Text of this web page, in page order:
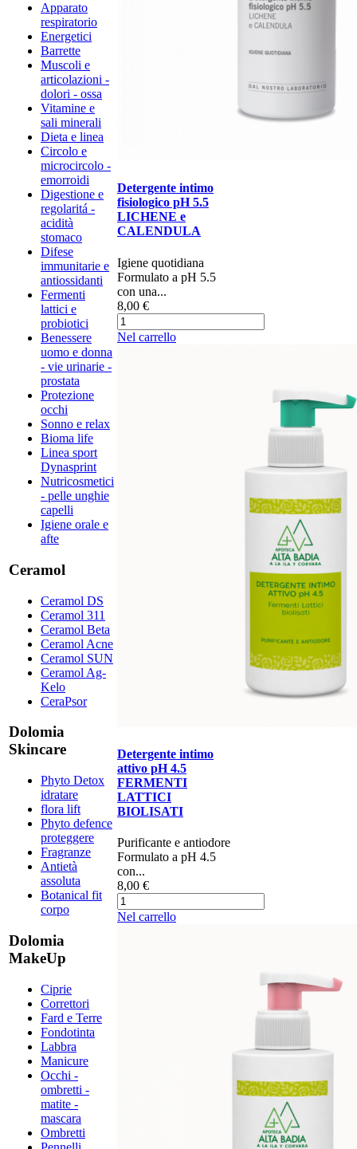
Apparato
respiratorio
Energetici
Barrette
Muscoli e
articolazioni -
dolori - ossa
Vitamine e
sali minerali
Dieta e linea
Circolo e
microcircolo -
emorroidi
Digestione e
regolaritá -
acidità
stomaco
Difese
immunitarie e
antiossidanti
Fermenti
lattici e
probiotici
Benessere
uomo e donna
- vie urinarie -
prostata
Protezione
occhi
Sonno e relax
Bioma life
Linea sport
Dynasprint
Nutricosmetici
- pelle unghie
capelli
Igiene orale e
afte
Ceramol
Ceramol DS
Ceramol 311
Ceramol Beta
Ceramol Acne
Ceramol SUN
Ceramol Ag-
Kelo
CeraPsor
Dolomia
Skincare
Phyto Detox
idratare
flora lift
Phyto defence
proteggere
Fragranze
Antietà
assoluta
Botanical fit
corpo
Dolomia
MakeUp
Ciprie
Correttori
Fard e Terre
Fondotinta
Labbra
Manicure
Occhi -
ombretti -
matite -
mascara
Ombretti
Detergente intimo
fisiologico pH 5.5
LICHENE e
CALENDULA
​​Igiene quotidiana​​​
Formulato a pH 5.5
con una...
8,00 €
Nel carrello
Detergente intimo
attivo pH 4.5
FERMENTI
LATTICI
BIOLISATI
​​​​​​​​​​Purificante e antiodore
Formulato a pH 4.5
con...
8,00 €
Nel carrello